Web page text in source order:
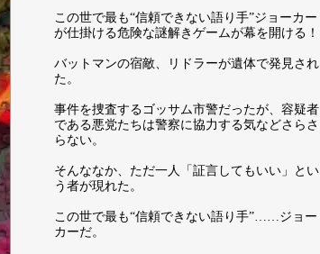
この世で最も“信頼できない語り手”ジョーカー
が仕掛ける危険な謎解きゲームが幕を開ける！
バットマンの宿敵、リドラーが遺体で発見され
た。
事件を捜査するゴッサム市警だったが、容疑者
である悪党たちは警察に協力する気などさらさ
らない。
そんななか、ただ一人「証言してもいい」とい
う者が現れた。
この世で最も“信頼できない語り手”……ジョー
カーだ。